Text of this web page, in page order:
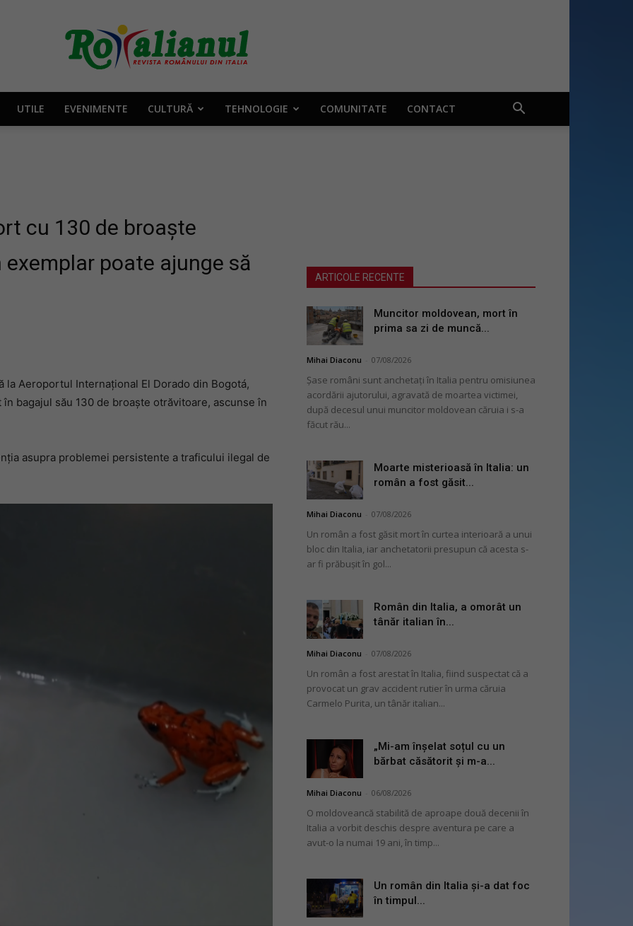
Rotalianul
românului
UTILE EVENIMENTE CULTURĂ TEHNOLOGIE COMUNITATE CONTACT
cu 130 de broaște
poate ajunge să
la Aeroportul Internațional El Dorado din Bogotá,
bagajul său 130 de broaște otrăvitoare, ascunse în
asupra problemei persistente a traficului ilegal de
ARTICOLE RECENTE
Muncitor moldovean, mort în
prima sa zi de muncă...
Mihai Diaconu 07/08/2026
Șase români sunt anchetați în Italia pentru omisiunea
acordării ajutorului, agravată de moartea victimei,
după decesul unui muncitor moldovean căruia i s-a
făcut rău...
Moarte misterioasă în Italia: un
român a fost găsit...
Mihai Diaconu 07/08/2026
Un român a fost găsit mort în curtea interioară a unui
bloc din Italia, iar anchetatorii presupun că acesta s-
ar fi prăbușit în gol...
Român din Italia, a omorât un
tânăr italian în...
Mihai Diaconu 07/08/2026
Un român a fost arestat în Italia, fiind suspectat că a
provocat un grav accident rutier în urma căruia
Carmelo Purita, un tânăr italian...
„Mi-am înșelat soțul cu un
bărbat căsătorit și m-a...
Mihai Diaconu 06/08/2026
O moldoveancă stabilită de aproape două decenii în
Italia a vorbit deschis despre aventura pe care a
avut-o la numai 19 ani, în timp...
Un român din Italia și-a dat foc
în timpul...